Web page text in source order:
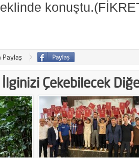
Paylaş
İlginizi Çekebilecek